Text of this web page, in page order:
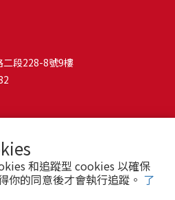
和追蹤型 cookies 以確保
你的同意後才會執行追蹤。 了
，成功時立即獎勵。限制活動範圍並
使用專用除臭劑徹底清理。Q5: 幼犬
（尋求注意力、警戒、焦慮）。訓練
勵。避免對吠叫作出反應，確保充分
懲罰可能導致恐懼或攻擊行為，破壞
化，從友善成犬開始。不強迫互動，
專業幼犬社交課程。Q8: 幼犬分離焦
離，逐漸延長。離開和返家時保持低
，建立可預測的離家儀式。每隻幼犬
小心可能是 寄生蟲感染（如蛔蟲、鈎
病。這類情況會影響營養吸收，長期
免疫力下降。定期驅蟲（幼貓建議每
）。觀察貓咪精神狀態，如果還伴隨
。重點提醒：如果貓咪拉肚子超過 2
醫院檢查！ 貓咪拉肚子原因5. 情緒
類，也會影響貓咪的腸胃！過度緊
大聲喧嘩），都可能讓貓咪拉肚子。
化的適應力比較低，壓力一大，腸胃
，盡量讓貓咪的作息固定。給貓咪陪
：短毛貓每週梳1-2次，長毛貓則建議
也很重要，可以準備橡膠刷、鬃毛刷
。記得將梳毛變成愉快的日常儀式，
也讓貓咪享受被梳理的舒適感！預防
會自己清潔，不需要洗澡」這個想法
澡能幫助貓咪清除死毛和皮屑，減少
咪1-3個月洗一次就足夠，過度洗澡反
貓咪設計的溫和洗毛精，洗後一定要
問題。如果貓咪特別害怕洗澡，可以
外出進行放電，但在家中還是需要擺
玩耍，貓跳台與貓窩相同，能給予貓
貓用品相關花費4：貓砂盆貓咪排泄
小，不宜過小。一次性養貓用品相關
放肆磨爪的貓抓板。一次性養貓用品
也可以適度讓貓咪適應外出籠，避免
總結來說貓咪在健康及用品的一次性
不等。雖說金額看起來不少，但以上
二段228-8號9樓